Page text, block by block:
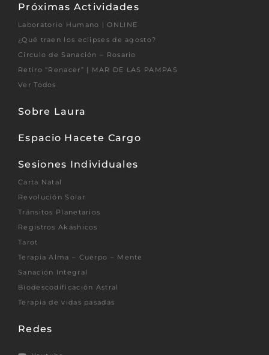
Próximas Actividades
Laboratorio Humano | ONLINE
¿Qué traen los eclipses de agosto?
Circulo de Sanación – Rosario
Retiro “Renacer” | MAR DE LAS PAMPAS
Ver Todos
Sobre Laura
Espacio Hacete Cargo
Sesiones Individuales
Carta Natal
Revolución Solar
Tránsitos Planetarios
Registros Akáshicos
Tarot
Terapia Alma – Cuerpo – Mente
Sanación Integral
Biodescodificación Astral
Terapia de vidas pasadas
Redes